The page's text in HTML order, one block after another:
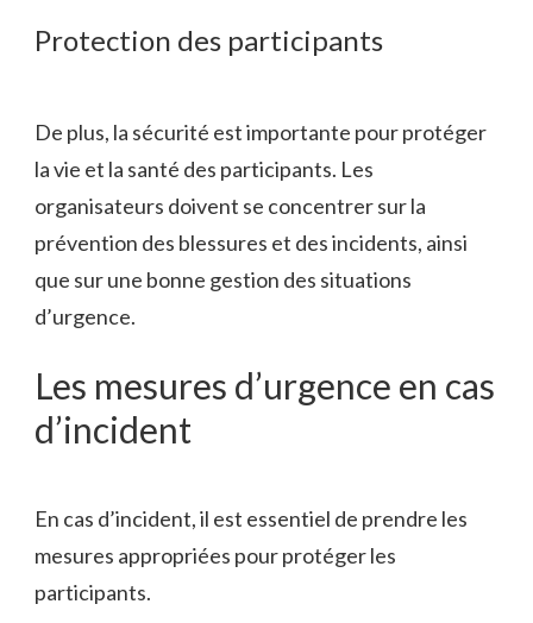
Protection des participants
De plus, la sécurité est importante pour protéger
la vie et la santé des participants. Les
organisateurs doivent se concentrer sur la
prévention des blessures et des incidents, ainsi
que sur une bonne gestion des situations
d’urgence.
Les mesures d’urgence en cas
d’incident
En cas d’incident, il est essentiel de prendre les
mesures appropriées pour protéger les
participants.